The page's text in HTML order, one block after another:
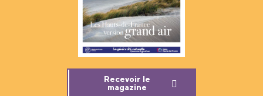
Recevoir le
magazine